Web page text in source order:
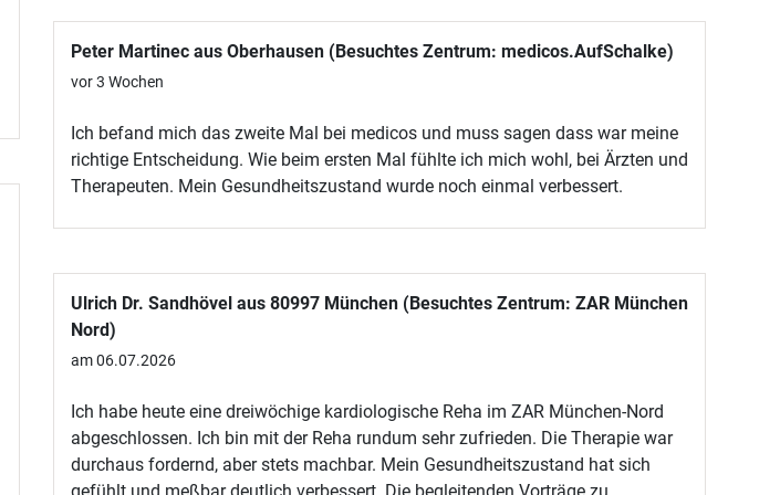
Peter Martinec aus Oberhausen (Besuchtes Zentrum: medicos.AufSchalke)
vor 3 Wochen
Ich befand mich das zweite Mal bei medicos und muss sagen dass war meine
richtige Entscheidung. Wie beim ersten Mal fühlte ich mich wohl, bei Ärzten und
Therapeuten. Mein Gesundheitszustand wurde noch einmal verbessert.
Ulrich Dr. Sandhövel aus 80997 München (Besuchtes Zentrum: ZAR München
Nord)
am 06.07.2026
Ich habe heute eine dreiwöchige kardiologische Reha im ZAR München-Nord
abgeschlossen. Ich bin mit der Reha rundum sehr zufrieden. Die Therapie war
durchaus fordernd, aber stets machbar. Mein Gesundheitszustand hat sich